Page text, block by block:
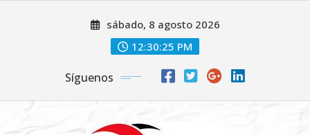
sábado, 8 agosto 2026
12:30:26 PM
Síguenos